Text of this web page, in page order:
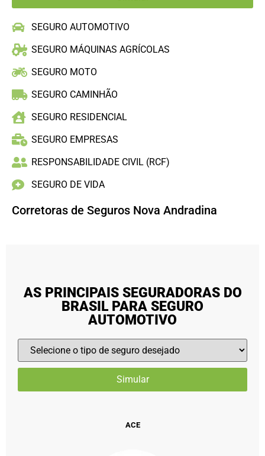
SEGURO AUTOMOTIVO
SEGURO MÁQUINAS AGRÍCOLAS
SEGURO MOTO
SEGURO CAMINHÃO
SEGURO RESIDENCIAL
SEGURO EMPRESAS
RESPONSABILIDADE CIVIL (RCF)
SEGURO DE VIDA
Corretoras de Seguros Nova Andradina
AS PRINCIPAIS SEGURADORAS DO
BRASIL PARA SEGURO
AUTOMOTIVO
ACE